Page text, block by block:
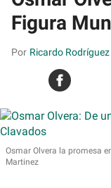
Figura
Ricardo Rodríguez
Osmar Olvera la promesa
Martinez